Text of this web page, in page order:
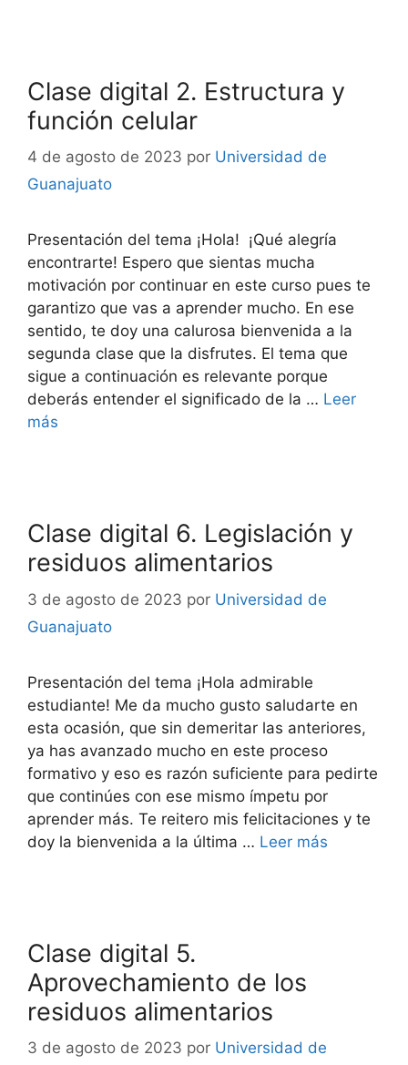
Clase digital 2. Estructura y
función celular
4 de agosto de 2023 por Universidad de
Guanajuato
Presentación del tema ¡Hola! ¡Qué alegría
encontrarte! Espero que sientas mucha
motivación por continuar en este curso pues te
garantizo que vas a aprender mucho. En ese
sentido, te doy una calurosa bienvenida a la
segunda clase que la disfrutes. El tema que
sigue a continuación es relevante porque
deberás entender el significado de la … Leer
más
Clase digital 6. Legislación y
residuos alimentarios
3 de agosto de 2023 por Universidad de
Guanajuato
Presentación del tema ¡Hola admirable
estudiante! Me da mucho gusto saludarte en
esta ocasión, que sin demeritar las anteriores,
ya has avanzado mucho en este proceso
formativo y eso es razón suficiente para pedirte
que continúes con ese mismo ímpetu por
aprender más. Te reitero mis felicitaciones y te
doy la bienvenida a la última … Leer más
Clase digital 5.
Aprovechamiento de los
residuos alimentarios
3 de agosto de 2023 por Universidad de